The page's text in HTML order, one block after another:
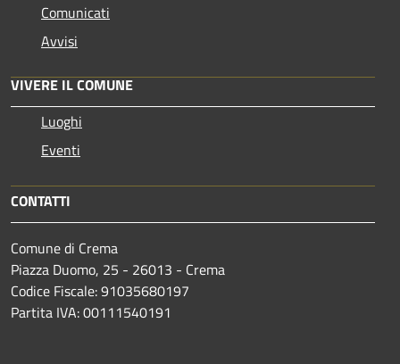
Comunicati
Avvisi
VIVERE IL COMUNE
Luoghi
Eventi
CONTATTI
Comune di Crema
Piazza Duomo, 25 - 26013 - Crema
Codice Fiscale: 91035680197
Partita IVA: 00111540191